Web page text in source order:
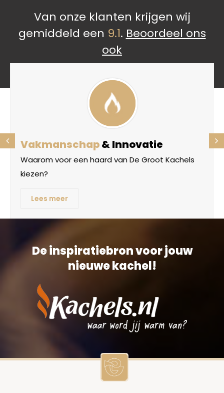
Van onze klanten krijgen wij
gemiddeld een 9.1. Beoordeel ons
ook
Vakmanschap& Innovatie
Waarom voor een haard van De Groot Kachels
kiezen?
Lees meer
De inspiratiebron voor jouw
nieuwe kachel!